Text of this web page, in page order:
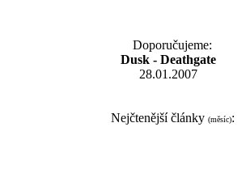
Doporučujeme:
Dusk - Deathgate
28.01.2007
Nejčtenější články (měsíc):